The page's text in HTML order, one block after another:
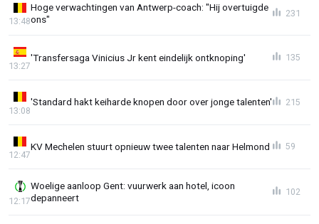
Hoge verwachtingen van Antwerp-coach: "Hij overtuigde
ons"
13:48
231
'Transfersaga Vinicius Jr kent eindelijk ontknoping'
13:27
135
'Standard hakt keiharde knopen door over jonge talenten'
13:08
215
KV Mechelen stuurt opnieuw twee talenten naar Helmond
12:47
59
Woelige aanloop Gent: vuurwerk aan hotel, icoon
depanneert
12:17
102